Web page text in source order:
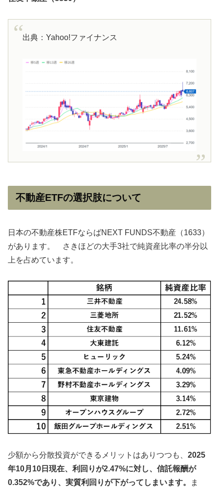
出典：Yahoo!ファイナンス
不動産ETFの選択肢について
日本の不動産株ETFならばNEXT FUNDS不動産（1633）
があります。 さきほどの大手3社で純資産比率の半分以
上を占めています。
少額から分散投資ができるメリットはありつつも、 2025
年10月10日現在、利回りが2.47%に対し、信託報酬が
0.352%であり、実質利回りが下がってしまいます。
ま